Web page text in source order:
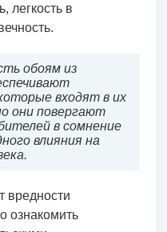
легкость в
обоям из
входят в их
они повергают
в сомнение
влияния на
вредности
ознакомить